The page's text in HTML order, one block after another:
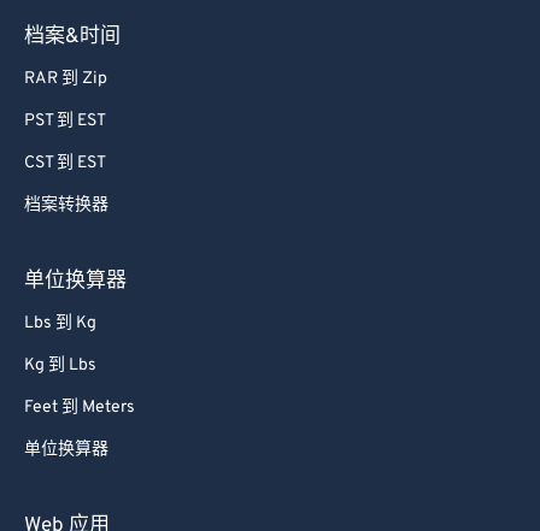
档案&时间
RAR 到 Zip
PST 到 EST
CST 到 EST
档案转换器
单位换算器
Lbs 到 Kg
Kg 到 Lbs
Feet 到 Meters
单位换算器